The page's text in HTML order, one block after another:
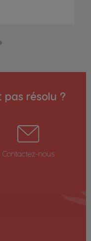
résolu ?
Contactez-nous